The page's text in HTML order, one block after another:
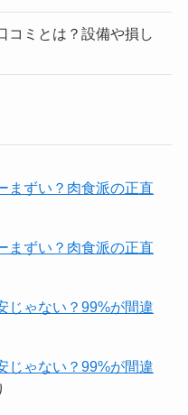
コミとは？設備や損し
まずい？肉食派の正直
まずい？肉食派の正直
じゃない？99%が間違
じゃない？99%が間違